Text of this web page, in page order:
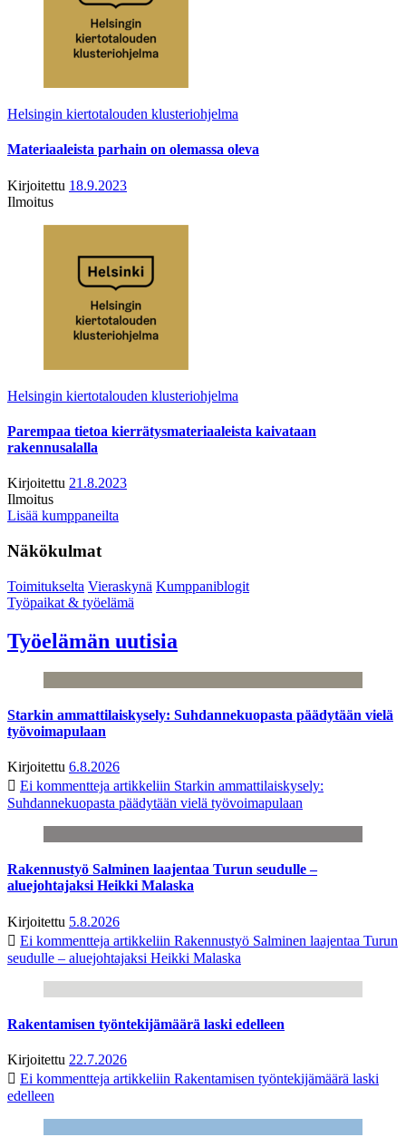
Helsingin kiertotalouden klusteriohjelma
Materiaaleista parhain on olemassa oleva
Kirjoitettu 18.9.2023
Ilmoitus
Helsingin kiertotalouden klusteriohjelma
Parempaa tietoa kierrätysmateriaaleista kaivataan
rakennusalalla
Kirjoitettu 21.8.2023
Ilmoitus
Lisää kumppaneilta
Näkökulmat
Toimitukselta Vieraskynä Kumppaniblogit
Työpaikat & työelämä
Työelämän uutisia
Starkin ammattilaiskysely: Suhdannekuopasta päädytään vielä
työvoimapulaan
Kirjoitettu 6.8.2026
Ei kommentteja artikkeliin Starkin ammattilaiskysely:
Suhdannekuopasta päädytään vielä työvoimapulaan
Rakennustyö Salminen laajentaa Turun seudulle –
aluejohtajaksi Heikki Malaska
Kirjoitettu 5.8.2026
Ei kommentteja artikkeliin Rakennustyö Salminen laajentaa Turun
seudulle – aluejohtajaksi Heikki Malaska
Rakentamisen työntekijämäärä laski edelleen
Kirjoitettu 22.7.2026
Ei kommentteja artikkeliin Rakentamisen työntekijämäärä laski
edelleen